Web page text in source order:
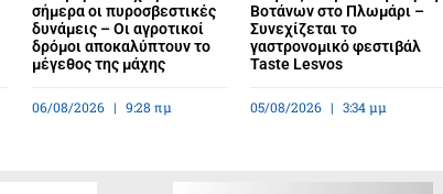
σήμερα οι πυροσβεστικές
δυνάμεις – Οι αγροτικοί
δρόμοι αποκαλύπτουν το
μέγεθος της μάχης
06/08/2026 9:28 πμ
Βοτάνων στο Πλωμάρι –
Συνεχίζεται το
γαστρονομικό φεστιβάλ
Taste Lesvos
05/08/2026 3:34 μμ